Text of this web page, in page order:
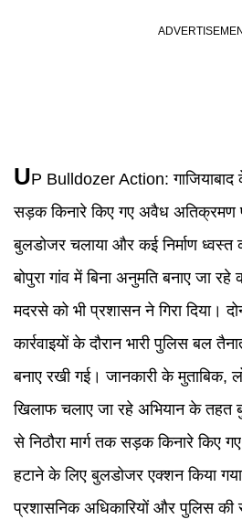
UP Bulldozer Action:
सड़क किनारे किए गए अवैध अतिक्रमण
बुलडोजर चलाया और कई निर्माण ध्वस्त
बोपुरा गांव में बिना अनुमति बनाए जा
मदरसे को भी प्रशासन ने गिरा दिया।
कार्रवाइयों के दौरान भारी पुलिस बल
बनाए रखी गई। जानकारी के
खिलाफ चलाए जा रहे अभियान के तहत
से निठौरा मार्ग तक सड़क किनारे किए
हटाने के लिए बुलडोजर एक्शन किया
प्रशासनिक अधिकारियों और पुलिस की